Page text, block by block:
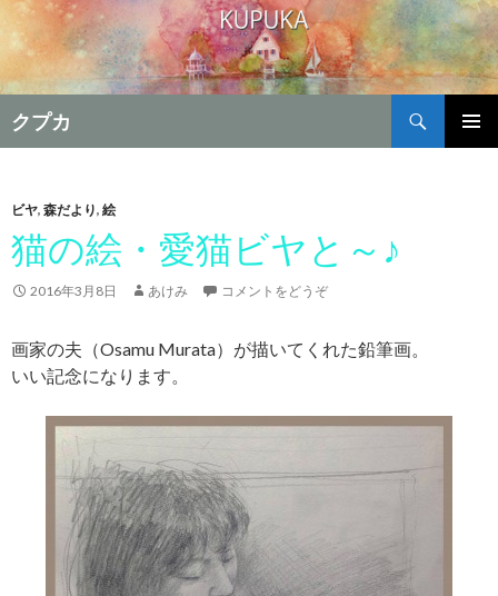
クプカ
索
ン
ツ
へ
移
ビヤ, 森だより, 絵
猫の絵・愛猫ビヤと～♪
2016年3月8日 あけみ コメントをどうぞ
画家の夫（Osamu Murata）が描いてくれた鉛筆画。
いい記念になります。